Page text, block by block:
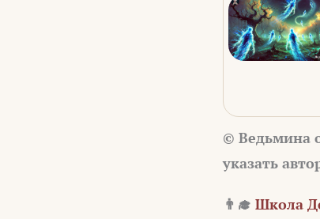
© Ведьмина
указать
👨‍🎓 Школа